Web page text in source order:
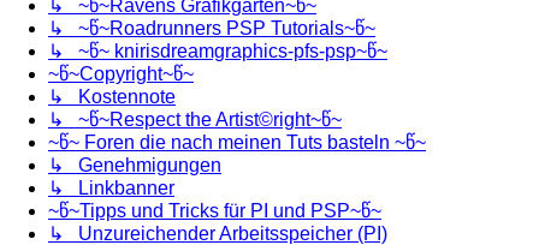
↳ ~წ~Ravens Grafikgarten~წ~
↳ ~წ~Roadrunners PSP Tutorials~წ~
↳ ~წ~ knirisdreamgraphics-pfs-psp~წ~
~წ~Copyright~წ~
↳ Kostennote
↳ ~წ~Respect the Artist©right~წ~
~წ~ Foren die nach meinen Tuts basteln ~წ~
↳ Genehmigungen
↳ Linkbanner
~წ~Tipps und Tricks für PI und PSP~წ~
↳ Unzureichender Arbeitsspeicher (PI)